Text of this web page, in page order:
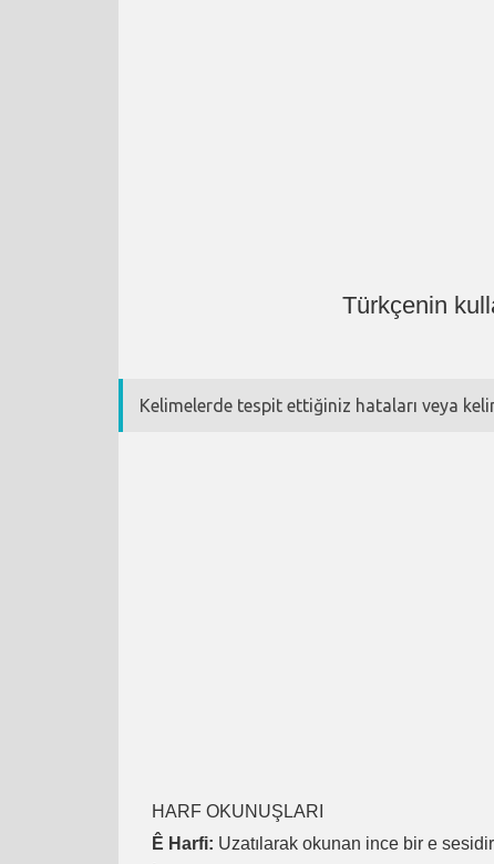
Türkçenin
Kelimelerde tespit ettiğiniz hataları veya
HARF OKUNUŞLARI
Ê Harfi: Uzatılarak okunan ince bir e